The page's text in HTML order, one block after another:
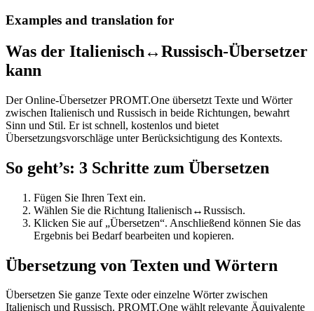
Examples and translation for
Was der Italienisch↔Russisch-Übersetzer
kann
Der Online-Übersetzer PROMT.One übersetzt Texte und Wörter
zwischen Italienisch und Russisch in beide Richtungen, bewahrt
Sinn und Stil. Er ist schnell, kostenlos und bietet
Übersetzungsvorschläge unter Berücksichtigung des Kontexts.
So geht’s: 3 Schritte zum Übersetzen
Fügen Sie Ihren Text ein.
Wählen Sie die Richtung Italienisch↔Russisch.
Klicken Sie auf „Übersetzen“. Anschließend können Sie das
Ergebnis bei Bedarf bearbeiten und kopieren.
Übersetzung von Texten und Wörtern
Übersetzen Sie ganze Texte oder einzelne Wörter zwischen
Italienisch und Russisch. PROMT.One wählt relevante Äquivalente